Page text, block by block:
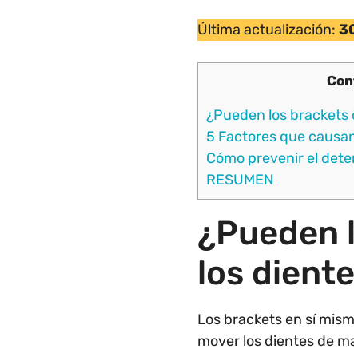
Última actualización:
¿Pueden los brackets
5 Factores que
Cómo prevenir el
RESUMEN
¿Pueden
los
Los brackets en sí
mover los dientes de